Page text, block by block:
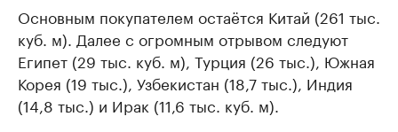
Основным покупателем остаётся Китай (261 тыс.
куб. м). Далее с огромным отрывом следуют
Египет (29 тыс. куб. м), Турция (26 тыс.), Южная
Корея (19 тыс.), Узбекистан (18,7 тыс.), Индия
(14,8 тыс.) и Ирак (11,6 тыс. куб. м).